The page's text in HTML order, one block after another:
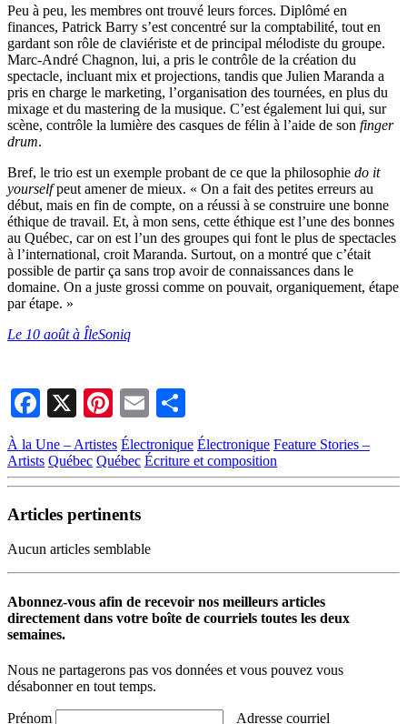
Peu à peu, les membres ont trouvé leurs forces. Diplômé en
finances, Patrick Barry s’est concentré sur la comptabilité, tout en
gardant son rôle de claviériste et de principal mélodiste du groupe.
Marc-André Chagnon, lui, a pris le contrôle de la création du
spectacle, incluant mix et projections, tandis que Julien Maranda a
pris en charge le marketing, l’organisation des tournées, en plus du
mixage et du mastering de la musique. C’est également lui qui, sur
scène, contrôle la lumière des casques de félin à l’aide de son finger
drum.
Bref, le trio est un exemple probant de ce que la philosophie do it
yourselfpeut amener de mieux. « On a fait des petites erreurs au
début, mais en fin de compte, on a réussi à se construire une bonne
éthique de travail. Et, à mon sens, cette éthique est l’une des bonnes
au Québec, car on est l’un des groupes qui font le plus de spectacles
à l’international, croit Maranda. Surtout, on a montré que c’était
possible de partir ça sans trop avoir de connaissances dans le
domaine. On a juste grossi comme on pouvait, organiquement, étape
par étape. »
Le 10 août à ÎleSoniq
Facebook
X Pinterest
Email
À la Une – Artistes Électronique Électronique Feature Stories –
Artists Québec Québec Écriture et composition
Articles pertinents
Aucun articles semblable
Abonnez-vous afin de recevoir nos meilleurs articles
directement dans votre boîte de courriels toutes les deux
semaines.
Nous ne partagerons pas vos données et vous pouvez vous
désabonner en tout temps.
Prénom Adresse courriel